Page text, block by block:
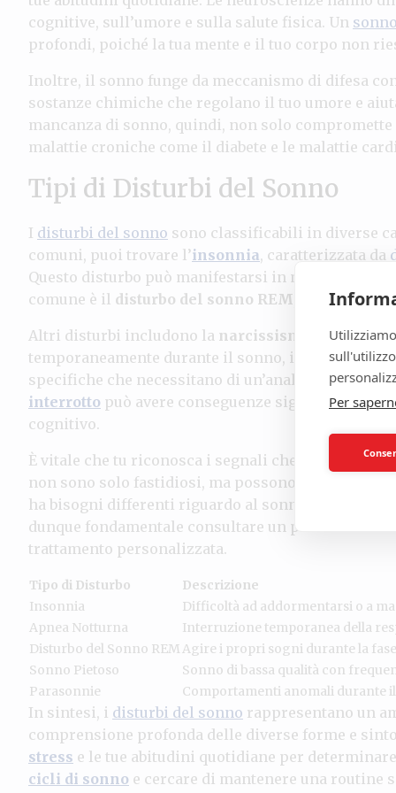
cognitive, sull’umore e sulla salute fisica. Un
profondi, poiché la tua mente e il tuo corpo non
Inoltre, il sonno funge da meccanismo di difesa
sostanze chimiche che regolano il tuo umore e
mancanza di sonno, quindi, non solo
malattie croniche come il diabete e le malattie
Tipi di Disturbi del Sonno
I disturbi del sonno sono classificabili in diverse
comuni, puoi trovare l’insonnia, caratterizzata da
Questo disturbo può manifestarsi in modi diversi
comune è il disturbo del sonno REM , dove il
Altri disturbi includono la narcissismo e l’apnea
temporaneamente durante il sonno,
specifiche che necessitano di un’analisi attenta e,
interrotto può avere conseguenze significative
cognitivo.
È vitale che tu riconosca i segnali che il tuo corpo
non sono solo fastidiosi, ma possono portare a
ha bisogni differenti riguardo al sonno, e ciò che
dunque fondamentale consultare un
trattamento personalizzata.
Tipo di Disturbo
Descrizione
Insonnia
Difficoltà ad addormentarsi o a
Apnea Notturna
Interruzione temporanea della
Disturbo del Sonno REMAgire i propri sogni durante la fase
Sonno Pietoso
Sonno di bassa qualità con
Parasonnie
Comportamenti anomali durante
In sintesi, i disturbi del sonno rappresentano un
comprensione profonda delle diverse forme e
stress e le tue abitudini quotidiane per
cicli di sonno e cercare di mantenere una routine
Per